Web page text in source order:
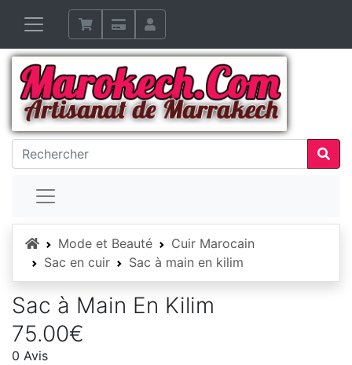
AccueilMode et Beauté
Cuir Marocain
Sac en cuir
Sac à main en kilim
Sac à Main En Kilim
75.00€
0 Avis